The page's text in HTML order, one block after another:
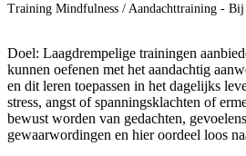
Training Mindfulness / Aandachttraining -
Doel: Laagdrempelige trainingen
kunnen oefenen met het aandachtig
en dit leren toepassen in het dagelijks
stress, angst of spanningsklachten of
bewust worden van gedachten,
gewaarwordingen en hier oordeel loos